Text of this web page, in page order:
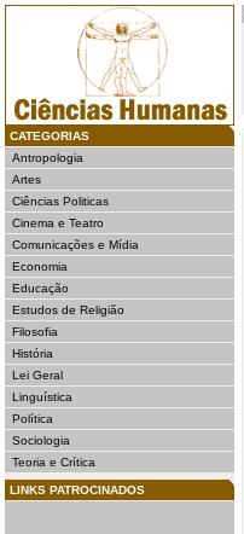
CATEGORIAS
Antropologia
Artes
Ciências Politicas
Cinema e Teatro
Comunicações e Mídia
Economia
Educação
Estudos de Religião
Filosofia
História
Lei Geral
Linguística
Política
Sociologia
Teoria e Crítica
LINKS PATROCINADOS